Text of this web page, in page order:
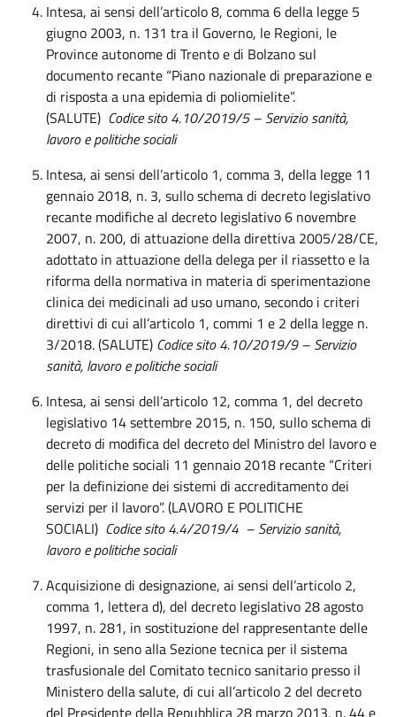
Intesa, ai sensi dell’articolo 8, comma 6 della legge 5
giugno 2003, n. 131 tra il Governo, le Regioni, le
Province autonome di Trento e di Bolzano sul
documento recante “Piano nazionale di preparazione e
di risposta a una epidemia di poliomielite”.
(SALUTE) Codice sito 4.10/2019/5 – Servizio sanità,
lavoro e politiche sociali
Intesa, ai sensi dell’articolo 1, comma 3, della legge 11
gennaio 2018, n. 3, sullo schema di decreto legislativo
recante modifiche al decreto legislativo 6 novembre
2007, n. 200, di attuazione della direttiva 2005/28/CE,
adottato in attuazione della delega per il riassetto e la
riforma della normativa in materia di sperimentazione
clinica dei medicinali ad uso umano, secondo i criteri
direttivi di cui all’articolo 1, commi 1 e 2 della legge n.
3/2018. (SALUTE) Codice sito 4.10/2019/9 – Servizio
sanità, lavoro e politiche sociali
Intesa, ai sensi dell’articolo 12, comma 1, del decreto
legislativo 14 settembre 2015, n. 150, sullo schema di
decreto di modifica del decreto del Ministro del lavoro e
delle politiche sociali 11 gennaio 2018 recante “Criteri
per la definizione dei sistemi di accreditamento dei
servizi per il lavoro”. (LAVORO E POLITICHE
SOCIALI) Codice sito 4.4/2019/4 – Servizio sanità,
lavoro e politiche sociali
Acquisizione di designazione, ai sensi dell’articolo 2,
comma 1, lettera d), del decreto legislativo 28 agosto
1997, n. 281, in sostituzione del rappresentante delle
Regioni, in seno alla Sezione tecnica per il sistema
trasfusionale del Comitato tecnico sanitario presso il
Ministero della salute, di cui all’articolo 2 del decreto
del Presidente della Repubblica 28 marzo 2013, n. 44 e